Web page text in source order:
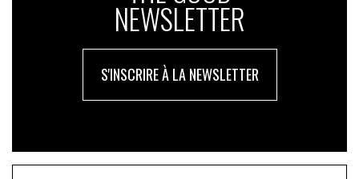
durable. Et si, finalement, c’était là que s’inventait la
vraie Tech for Good ?
Arnaud de La Taille , CEO et co-fondateur
d’AssoConnect
NEWSLETTER
S'INSCRIRE À LA NEWSLETTER